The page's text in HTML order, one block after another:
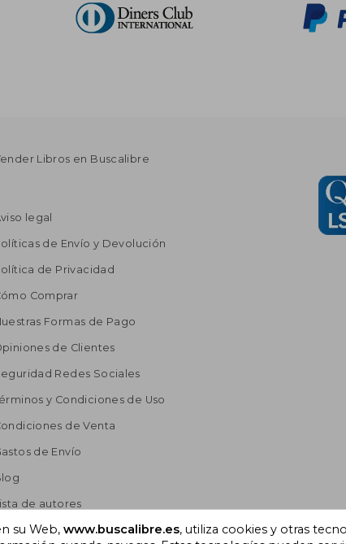
Libros en Buscalibre
legal
de Envío y Devolución
de Privacidad
Comprar
Formas de Pago
de Clientes
Redes Sociales
y Condiciones de Uso
de Venta
de Envío
de autores
a la Lectura
su Web, www.buscalibre.es, utiliza cookies y otras